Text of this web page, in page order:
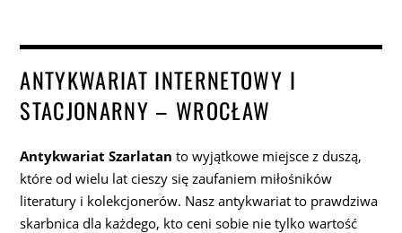
ANTYKWARIAT INTERNETOWY I
STACJONARNY – WROCŁAW
Antykwariat Szarlatan to wyjątkowe miejsce z duszą,
które od wielu lat cieszy się zaufaniem miłośników
literatury i kolekcjonerów. Nasz antykwariat to prawdziwa
skarbnica dla każdego, kto ceni sobie nie tylko wartość